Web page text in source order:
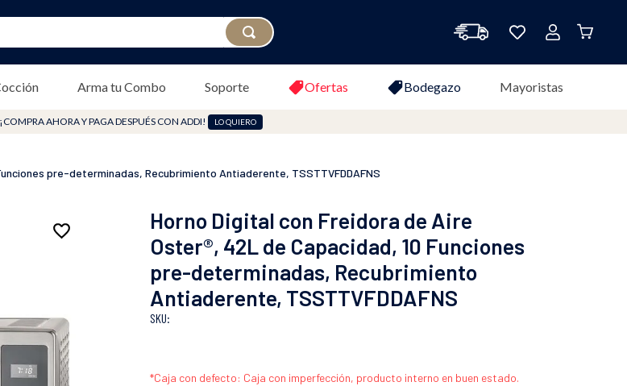
Arma tu Combo Soporte Ofertas Bodegazo Mayoristas
AHORA Y PAGA DESPUÉS CON ADDI! LO QUIERO
pre-determinadas, Recubrimiento Antiaderente, TSSTTVFDDAFNS
Horno Digital con Freidora de Aire
Oster®, 42L de Capacidad, 10 Funciones
pre-determinadas, Recubrimiento
Antiaderente, TSSTTVFDDAFNS
:
plegadiza